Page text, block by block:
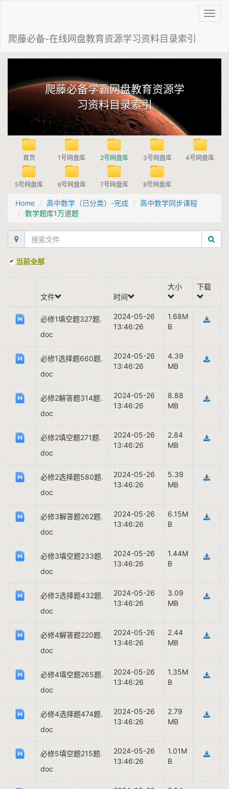
爬藤必备-在线网盘教育资源学习资料目录索引
爬藤必备学霸网盘教育资源学
习资料目录索引
首页 1号网盘库 2号网盘库 3号网盘库 4号网盘库
5号网盘库 6号网盘库 7号网盘库 8号网盘库
Home 高中数学（已分类）-完成
高中数学同步课程
数学题库1万道题
当前全部
文件 时间
大小 下载
必修1填空题327题.
doc
2024-05-26
13:46:26
1.68M
B
必修1选择题660题.
doc
2024-05-26
13:46:26
4.39
MB
必修2解答题314题.
doc
2024-05-26
13:46:26
8.88
MB
必修2填空题271题.
doc
2024-05-26
13:46:26
2.84
MB
必修2选择题580题.
doc
2024-05-26
13:46:26
5.39
MB
必修3解答题262题.
doc
2024-05-26
13:46:26
6.15M
B
必修3填空题233题.
doc
2024-05-26
13:46:26
1.44M
B
必修3选择题432题.
doc
2024-05-26
13:46:26
3.09
MB
必修4解答题220题.
doc
2024-05-26
13:46:26
2.44
MB
必修4填空题265题.
doc
2024-05-26
13:46:26
1.35M
B
必修4选择题474题.
doc
2024-05-26
13:46:26
2.79
MB
必修5填空题215题.
doc
2024-05-26
13:46:26
1.01M
B